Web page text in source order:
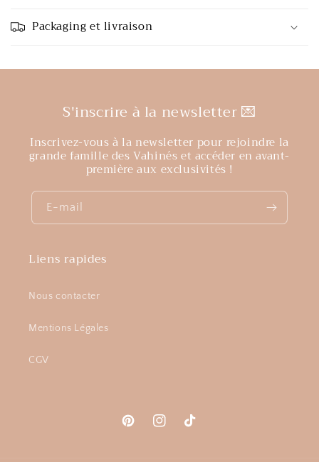
Packaging et livraison
S'inscrire à la newsletter 💌
Inscrivez-vous à la newsletter pour rejoindre la
grande famille des Vahinés et accéder en avant-
première aux exclusivités !
E-mail
Liens rapides
Nous contacter
Mentions Légales
CGV
PinterestInstagramTikTok